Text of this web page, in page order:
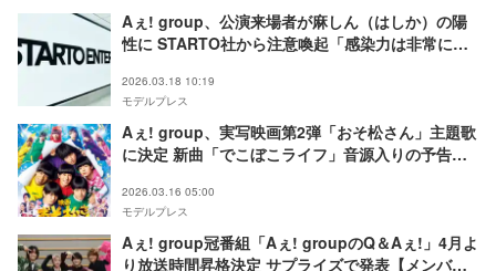
Aぇ! group、公演来場者が麻しん（はしか）の陽
性に STARTO社から注意喚起「感染力は非常に強
2026.03.18 10:19
モデルプレス
Aぇ! group、実写映画第2弾「おそ松さん」主題歌
に決定 新曲「でこぼこライフ」音源入りの予告公
2026.03.16 05:00
モデルプレス
Aぇ! group冠番組「Aぇ! groupのQ＆Aぇ!」4月よ
り放送時間昇格決定 サプライズで発表【メンバー